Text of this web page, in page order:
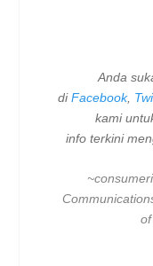
Anda
diFacebook,
kami
info terkini